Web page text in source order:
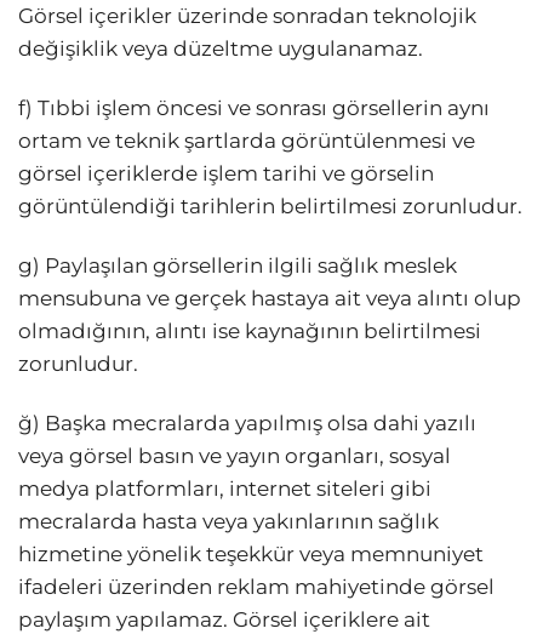
Görsel içerikler üzerinde sonradan teknolojik
değişiklik veya düzeltme uygulanamaz.
f) Tıbbi işlem öncesi ve sonrası görsellerin aynı
ortam ve teknik şartlarda görüntülenmesi ve
görsel içeriklerde işlem tarihi ve görselin
görüntülendiği tarihlerin belirtilmesi zorunludur.
g) Paylaşılan görsellerin ilgili sağlık meslek
mensubuna ve gerçek hastaya ait veya alıntı olup
olmadığının, alıntı ise kaynağının belirtilmesi
zorunludur.
ğ) Başka mecralarda yapılmış olsa dahi yazılı
veya görsel basın ve yayın organları, sosyal
medya platformları, internet siteleri gibi
mecralarda hasta veya yakınlarının sağlık
hizmetine yönelik teşekkür veya memnuniyet
ifadeleri üzerinden reklam mahiyetinde görsel
paylaşım yapılamaz. Görsel içeriklere ait